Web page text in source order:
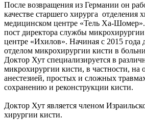
После возвращения из Германии он
качестве старшего хирурга отделения
медицинском центре «Тель Ха-
пост директора службы
центре «Ихилов». Начиная с 2015 года
отделом микрохирургии кисти в
Доктор Хут специализируется в
микрохирургии кисти, в частности, на
анестезией, простых и сложных
сохранению и реконструкции кисти.
Доктор Хут является членом
хирургии кисти.